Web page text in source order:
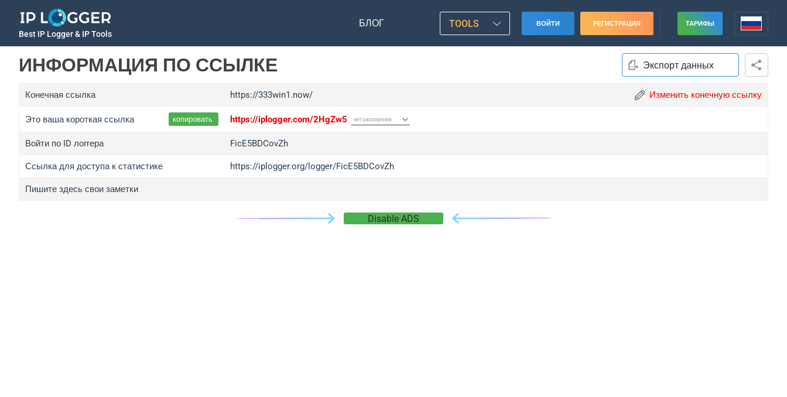
Best IP Logger & IP Tools
БЛОГ TOOLS ВОЙТИ РЕГИСТРАЦИЯ ТАРИФЫ
ИНФОРМАЦИЯ ПО ССЫЛКЕ Экспорт данных
Конечная ссылка https://333win1.now/ Изменить конечную ссылку
Это ваша короткая ссылка копировать https://iplogger.com/2HgZw5
Войти по ID логгера FicE5BDCovZh
Ссылка для доступа к статистике https://iplogger.org/logger/FicE5BDCovZh
Пишите здесь свои заметки
Disable ADS